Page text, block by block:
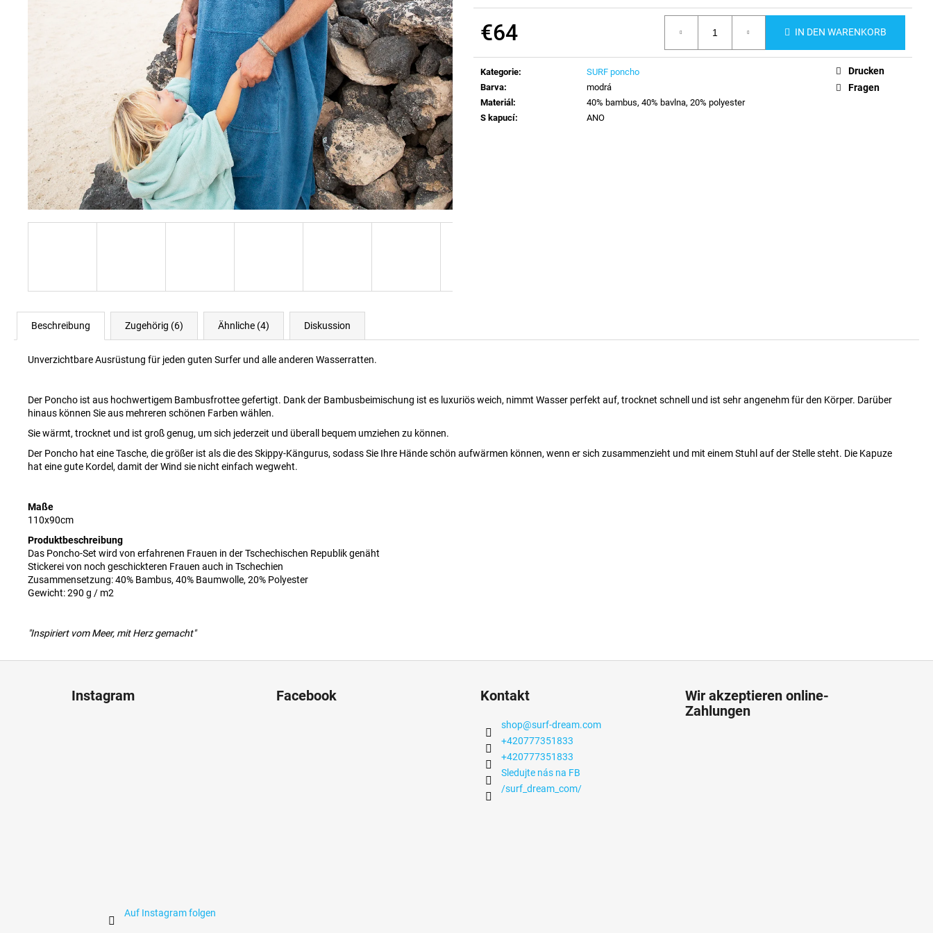
€64 IN DEN WARENKORB
Kategorie:
SURF poncho
Barva:
modrá
Materiál:
40% bambus, 40% bavlna, 20% polyester
S kapucí: ANO
Drucken
Fragen
Beschreibung Zugehörig (6) Ähnliche (4) Diskussion
Unverzichtbare Ausrüstung für jeden guten Surfer und alle anderen Wasserratten.
Der Poncho ist aus hochwertigem Bambusfrottee gefertigt. Dank der Bambusbeimischung ist es luxuriös weich, nimmt Wasser perfekt auf, trocknet schnell und ist sehr angenehm für den Körper. Darüber
hinaus können Sie aus mehreren schönen Farben wählen.
Sie wärmt, trocknet und ist groß genug, um sich jederzeit und überall bequem umziehen zu können.
Der Poncho hat eine Tasche, die größer ist als die des Skippy-Kängurus, sodass Sie Ihre Hände schön aufwärmen können, wenn er sich zusammenzieht und mit einem Stuhl auf der Stelle steht. Die Kapuze
hat eine gute Kordel, damit der Wind sie nicht einfach wegweht.
Maße
110x90cm
Produktbeschreibung
Das Poncho-Set wird von erfahrenen Frauen in der Tschechischen Republik genäht
Stickerei von noch geschickteren Frauen auch in Tschechien
Zusammensetzung: 40% Bambus, 40% Baumwolle, 20% Polyester
Gewicht: 290 g / m2
"Inspiriert vom Meer, mit Herz gemacht"
Instagram
Auf Instagram folgen
Facebook Kontakt
shop@surf-dream.com
+420777351833
+420777351833
Sledujte nás na FB
/surf_dream_com/
Wir akzeptieren online-
Zahlungen